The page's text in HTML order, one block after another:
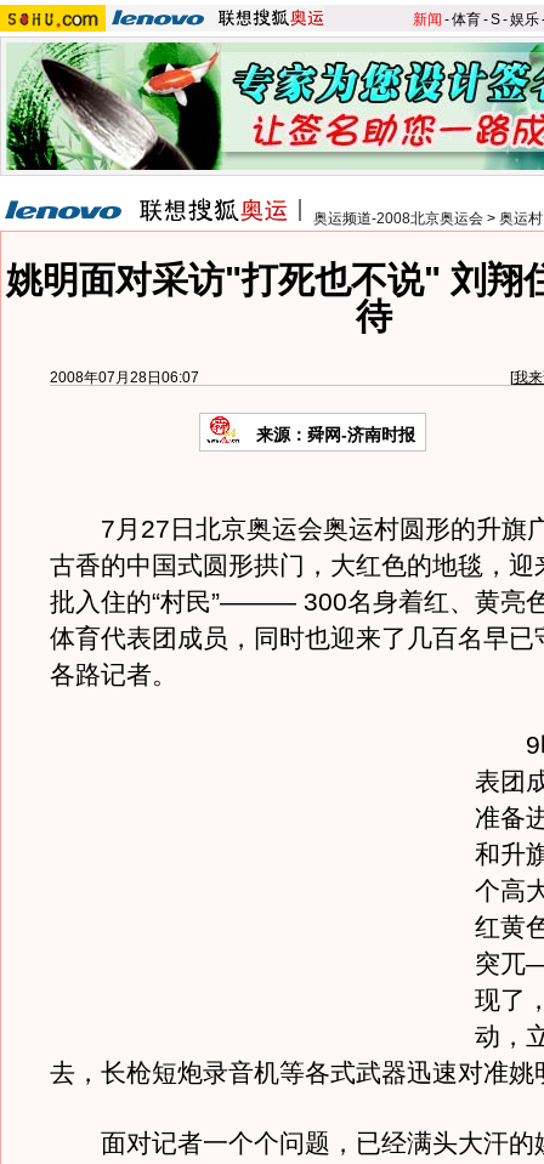
新闻 -体育-S-娱乐
奥运频道-2008北京奥运会 > 奥运村
姚明面对采访"打死也不说" 刘翔
待
2008年07月28日06:07 [我
来源：舜网-济南时报
7月27日北京奥运会奥运村圆形的升旗
古香的中国式圆形拱门，大红色的地毯，迎
批入住的“村民”——— 300名身着红、黄亮
体育代表团成员，同时也迎来了几百名早已
各路记者。
9时
表团
准备
和升
个高
红黄
突兀
现了
动，
去，长枪短炮录音机等各式武器迅速对准姚
面对记者一个个问题，已经满头大汗的